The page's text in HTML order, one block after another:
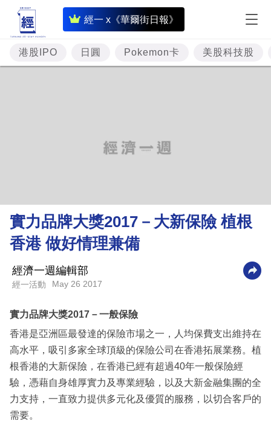
經一 x《華爾街日報》
即
時
財
經
理
財
商
業
科
職
場
生
活
時
港股IPO 日圓 Pokemon卡 美股科技股
實力品牌大獎2017－大新保險 植根
香港 做好情理兼備
經濟一週編輯部
經一活動 May 26 2017
實力品牌大獎2017－一般保險
香港是亞洲區最發達的保險市場之一，人均保費支出維持在
高水平，吸引多家全球頂級的保險公司在香港拓展業務。植
根香港的大新保險，在香港已經有超過40年一般保險經
驗，憑藉自身雄厚實力及專業經驗，以及大新金融集團的全
力支持，一直致力提供多元化及優質的服務，以切合客戶的
需要。